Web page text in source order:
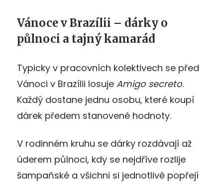
Vánoce v Brazílii – dárky o
půlnoci a tajný kamarád
Typicky v pracovních kolektivech se před
Vánoci v Brazílii losuje Amigo secreto.
Každý dostane jednu osobu, které koupí
dárek předem stanovené hodnoty.
V rodinném kruhu se dárky rozdávají až
úderem půlnoci, kdy se nejdříve rozlije
šampaňské a všichni si jednotlivě popřejí